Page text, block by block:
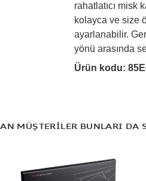
rahatlatıcı misk
kolayca ve size
ayarlanabilir.
yönü arasında
Ürün kodu:
MÜŞTERİLER BUNLARI DA